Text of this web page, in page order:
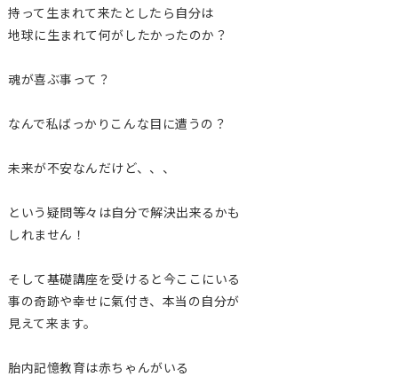
持って生まれて来たとしたら自分は
地球に生まれて何がしたかったのか？
魂が喜ぶ事って？
なんで私ばっかりこんな目に遭うの？
未来が不安なんだけど、、、
という疑問等々は自分で解決出来るかも
しれません！
そして基礎講座を受けると今ここにいる
事の奇跡や幸せに氣付き、本当の自分が
見えて来ます。
胎内記憶教育は赤ちゃんがいる